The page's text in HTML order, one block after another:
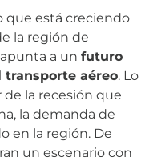
que está creciendo
la región de
a un futuro
transporte aéreo. Lo
de la recesión que
la demanda de
en la región. De
un escenario con